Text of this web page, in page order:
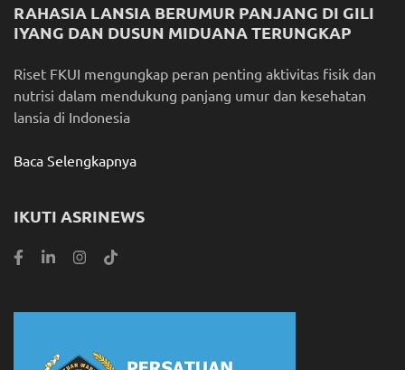
RAHASIA LANSIA BERUMUR PANJANG DI GILI
IYANG DAN DUSUN MIDUANA TERUNGKAP
Riset FKUI mengungkap peran penting aktivitas fisik dan
nutrisi dalam mendukung panjang umur dan kesehatan
lansia di Indonesia
Baca Selengkapnya
IKUTI ASRINEWS